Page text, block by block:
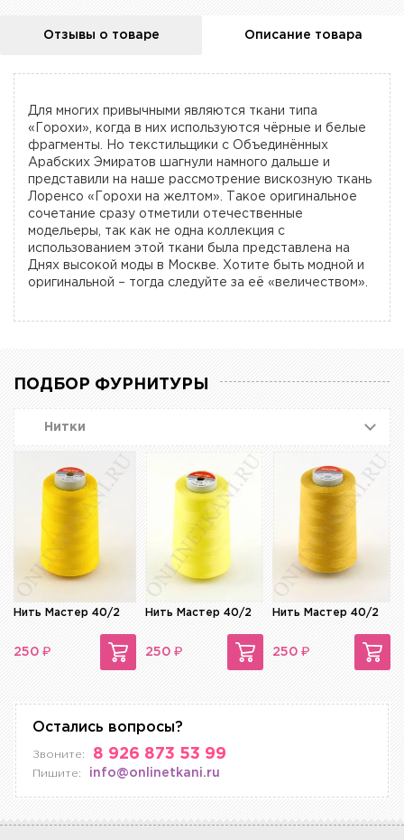
Отзывы о товаре Описание товара
Для многих привычными являются ткани типа
«Горохи», когда в них используются чёрные и белые
фрагменты. Но текстильщики с Объединённых
Арабских Эмиратов шагнули намного дальше и
представили на наше рассмотрение вискозную ткань
Лоренсо «Горохи на желтом». Такое оригинальное
сочетание сразу отметили отечественные
модельеры, так как не одна коллекция с
использованием этой ткани была представлена на
Днях высокой моды в Москве. Хотите быть модной и
оригинальной – тогда следуйте за её «величеством».
ПОДБОР ФУРНИТУРЫ
Нитки
Нить Мастер 40/2
250 ₽
Нить Мастер 40/2
250 ₽
Нить Мастер 40/2
250 ₽
Остались вопросы?
Звоните: 8 926 873 53 99
Пишите: info@onlinetkani.ru